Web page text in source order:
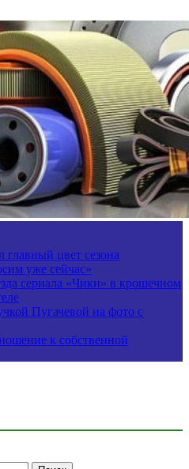
главный цвет сезона
уже сейчас»
сериала «Чики» в крошечном
Пугачевой на фото с
к собственной